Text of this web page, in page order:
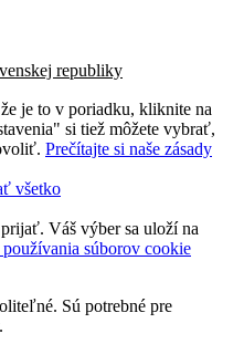
republiky
je to v poriadku, kliknite na
si tiež môžete vybrať,
Prečítajte si naše zásady
všetko
Váš výber sa uloží na
používania súborov cookie
Sú potrebné pre